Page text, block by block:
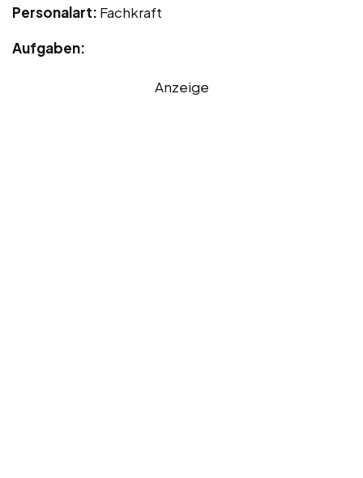
Personalart: Fachkraft
Aufgaben:
Anzeige